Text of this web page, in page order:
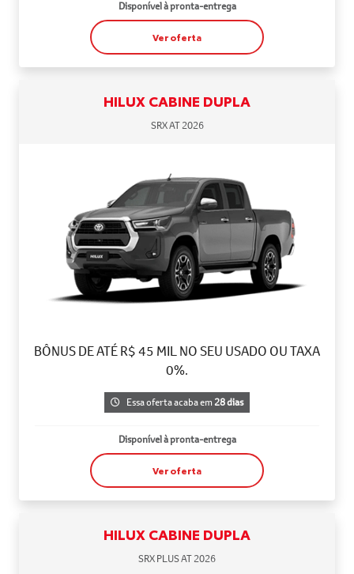
Disponível à pronta-entrega
Ver oferta
HILUX CABINE DUPLA
SRX AT 2026
BÔNUS DE ATÉ R$ 45 MIL NO SEU USADO OU TAXA
0%.
Essa oferta acaba em28 dias
Disponível à pronta-entrega
Ver oferta
HILUX CABINE DUPLA
SRX PLUS AT 2026